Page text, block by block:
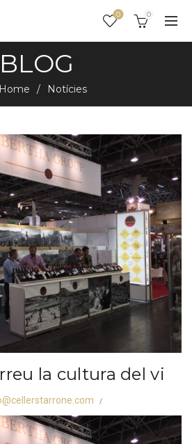
0 0
BLOG
Home Notícies
la cultura del vi